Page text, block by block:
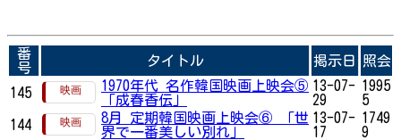
番
号
タイトル 掲示日 照会
145
1970年代 名作韓国映画上映会⑤
「成春香伝」
13-07-
29
1995
5
144
8月 定期韓国映画上映会⑥ 「世
界で一番美しい別れ」
13-07-
17
1749
9